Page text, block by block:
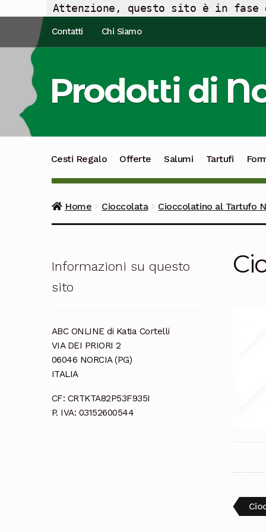
Attenzione, questo sito è in
Contatti Chi Siamo
Prodotti di
Cesti Regalo Offerte Salumi Tartufi
Home Cioccolata Cioccolatino al Tartufo
Informazioni su questo
sito
ABC ONLINE di Katia Cortelli
VIA DEI PRIORI 2
06046 NORCIA (PG)
ITALIA
CF: CRTKTA82P53F935I
P. IVA: 03152600544